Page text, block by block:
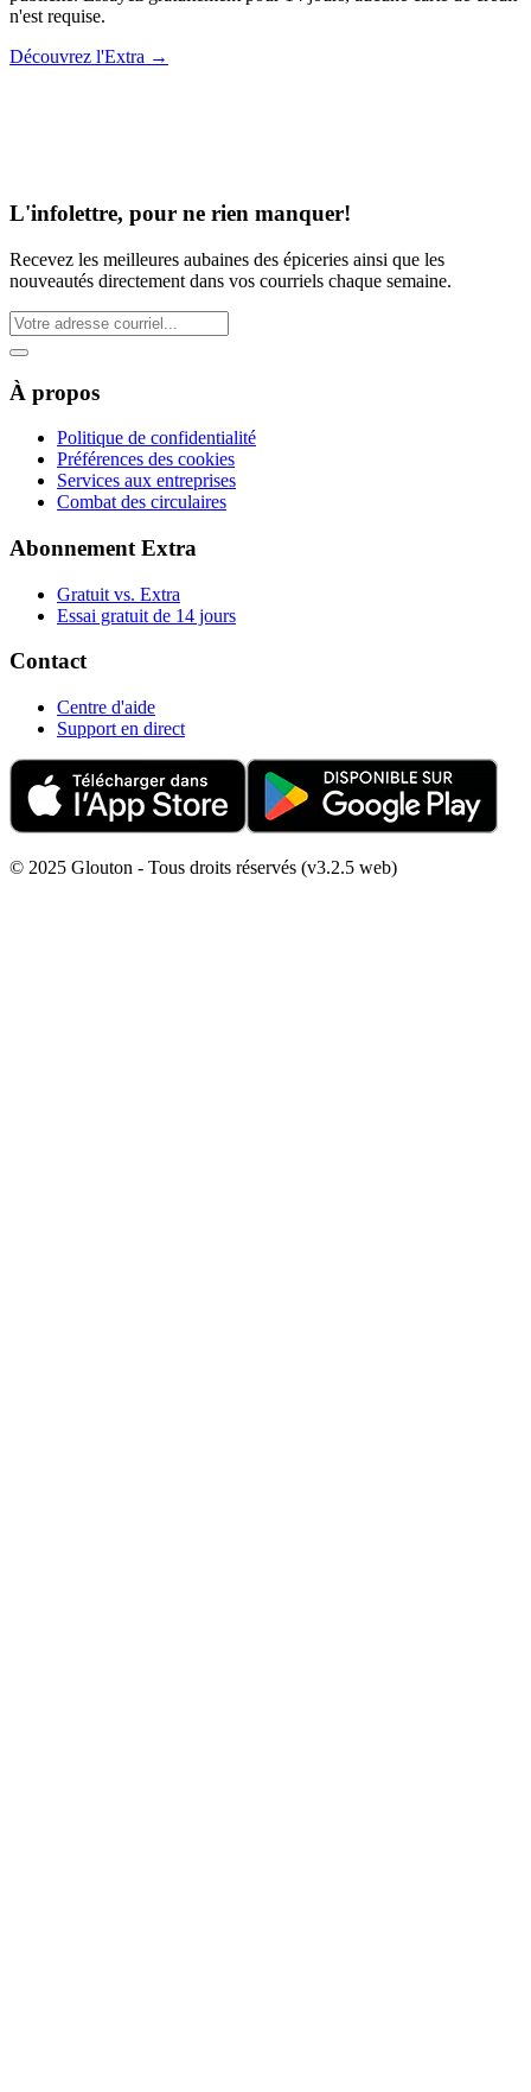
n'est requise.
Découvrez l'Extra →
L'infolettre, pour ne rien manquer!
Recevez les meilleures aubaines des épiceries ainsi que les
nouveautés directement dans vos courriels chaque semaine.
À propos
Politique de confidentialité
Préférences des cookies
Services aux entreprises
Combat des circulaires
Abonnement Extra
Gratuit vs. Extra
Essai gratuit de 14 jours
Contact
Centre d'aide
Support en direct
© 2025 Glouton - Tous droits réservés (v3.2.5 web)